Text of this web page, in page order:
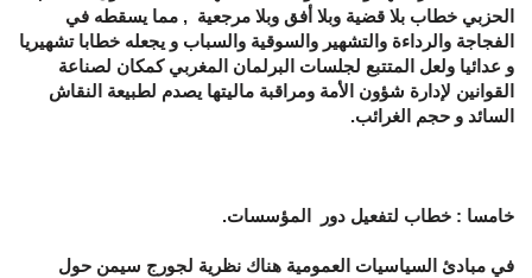
الحزبي خطاب بلا قضية وبلا أفق وبلا مرجعية , مما يسقطه في
الفجاجة والرداءة والتشهير والسوقية والسباب و يجعله خطابا تشهيريا
و عدائيا ولعل المتتبع لجلسات البرلمان المغربي كمكان لصناعة
القوانين لإدارة شؤون الأمة ومراقبة ماليتها يصدم لطبيعة النقاش
السائد و حجم الغرائب.
خامسا : خطاب لتفعيل دور المؤسسات.
في مبادئ السياسيات العمومية هناك نظرية لجورج سيمن حول